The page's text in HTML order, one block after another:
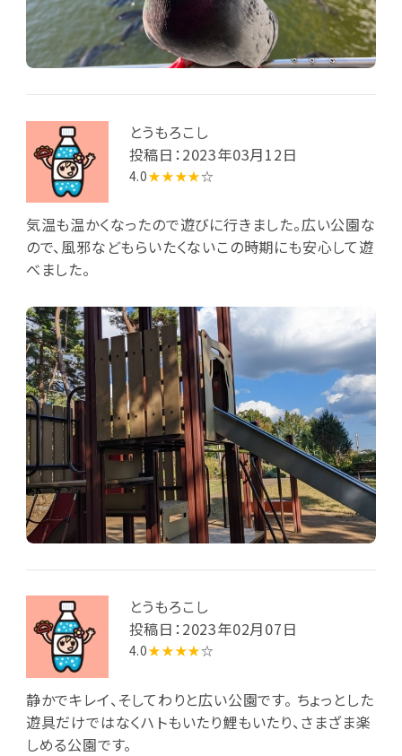
とうもろこし
投稿日：2023年03月12日
4.0★★★★☆
気温も温かくなったので遊びに行きました。広い公園な
ので、風邪などもらいたくないこの時期にも安心して遊
べました。
とうもろこし
投稿日：2023年02月07日
4.0★★★★☆
静かでキレイ、そしてわりと広い公園です。 ちょっとした
遊具だけではなくハトもいたり鯉もいたり、さまざま楽
しめる公園です。